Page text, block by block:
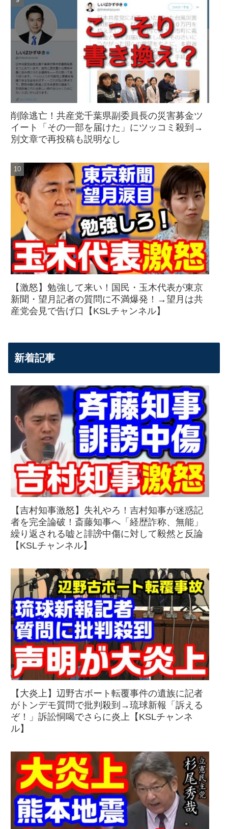
削除逃亡！共産党千葉県副委員長の災害募金ツ
イート「その一部を届けた」にツッコミ殺到→
別文章で再投稿も説明なし
【激怒】勉強して来い！国民・玉木代表が東京
新聞・望月記者の質問に不満爆発！→望月は共
産党会見で告げ口【KSLチャンネル】
新着記事
【吉村知事激怒】失礼やろ！吉村知事が迷惑記
者を完全論破！斎藤知事へ「経歴詐称、無能」
繰り返される嘘と誹謗中傷に対して毅然と反論
【KSLチャンネル】
【大炎上】辺野古ボート転覆事件の遺族に記者
がトンデモ質問で批判殺到→琉球新報「訴える
ぞ！」訴訟恫喝でさらに炎上【KSLチャンネ
ル】